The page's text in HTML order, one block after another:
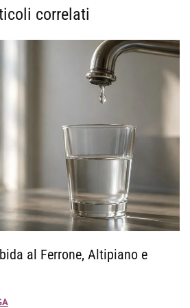
correlati
al Ferrone, Altipiano e